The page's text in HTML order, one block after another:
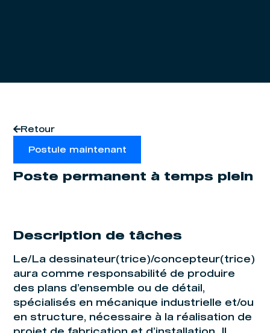
Retour
Postule maintenant
Poste permanent à temps plein
Description de tâches
Le/La dessinateur(trice)/concepteur(trice)
aura comme responsabilité de produire
des plans d’ensemble ou de détail,
spécialisés en mécanique industrielle et/ou
en structure, nécessaire à la réalisation de